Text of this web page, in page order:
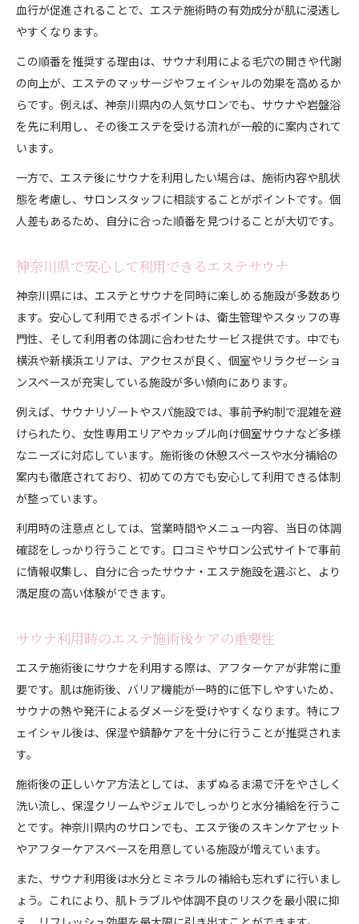
血行が促進されることで、エステ施術時の有効成分が肌に浸透し
やすくなります。
この順番を推奨する理由は、サウナ利用による毛穴の開きや代謝
の向上が、エステのマッサージやフェイシャルの効果を高めるか
らです。例えば、神奈川県内の人気サロンでも、サウナや岩盤浴
を先に利用し、その後エステを受ける流れが一般的に案内されて
います。
一方で、エステ後にサウナを利用したい場合は、施術内容や肌状
態を考慮し、サロンスタッフに相談することがポイントです。個
人差もあるため、自分に合った順番を見つけることが大切です。
神奈川県で安心して利用できるエステサウナ
神奈川県には、エステとサウナを同時に楽しめる施設が多数あり
ます。安心して利用できるポイントは、衛生管理やスタッフの専
門性、そして利用者の体調に合わせたサービス提供です。中でも
横浜や新横浜エリアは、アクセスが良く、個室やリラクゼーショ
ンスペースが充実している施設が多い傾向にあります。
例えば、サウナリゾートやスパ施設では、事前予約制で混雑を避
けられたり、女性専用エリアやカップル向け個室サウナなど多様
なニーズに対応しています。施術後の休憩スペースや水分補給の
案内も徹底されており、初めての方でも安心して利用できる体制
が整っています。
利用時の注意点としては、営業時間やメニュー内容、当日の体調
確認をしっかり行うことです。口コミやサロン公式サイトで事前
に情報収集し、自分に合ったサウナ・エステ施設を選ぶと、より
満足度の高い体験ができます。
サウナ利用時のエステ施術後ケアの重要性
エステ施術後にサウナを利用する際は、アフターケアが非常に重
要です。肌は施術後、バリア機能が一時的に低下しやすいため、
サウナの熱や発汗によるダメージを受けやすくなります。特にフ
ェイシャル後は、保湿や鎮静ケアを十分に行うことが推奨されま
す。
施術後の正しいケア方法としては、まずぬるま湯で汗をやさしく
洗い流し、保湿クリームやジェルでしっかりと水分補給を行うこ
とです。神奈川県内のサロンでも、エステ後のスキンケアセット
やアフターケアスペースを用意している施設が増えています。
また、サウナ利用後は水分とミネラルの補給も忘れずに行いまし
ょう。これにより、肌トラブルや体調不良のリスクを最小限に抑